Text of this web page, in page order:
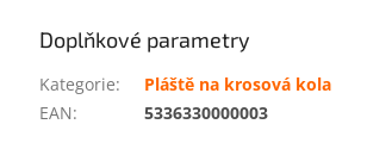
Doplňkové parametry
Kategorie:
Pláště na krosová kola
EAN: 5336330000003